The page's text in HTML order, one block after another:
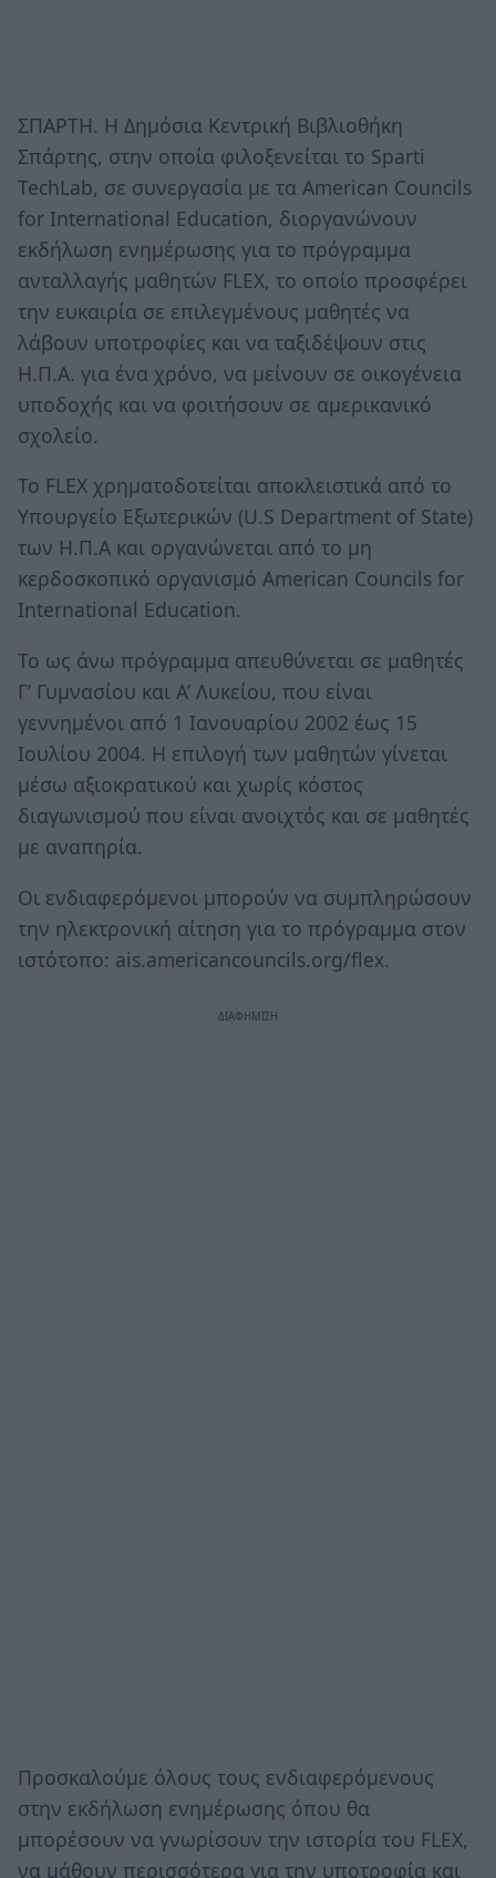
ΣΠΑΡΤΗ. Η Δημόσια Κεντρική Βιβλιοθήκη
Σπάρτης, στην οποία φιλοξενείται το Sparti
TechLab, σε συνεργασία με τα American Councils
for International Education, διοργανώνουν
εκδήλωση ενημέρωσης για το πρόγραμμα
ανταλλαγής μαθητών FLEX, το οποίο προσφέρει
την ευκαιρία σε επιλεγμένους μαθητές να
λάβουν υποτροφίες και να ταξιδέψουν στις
Η.Π.Α. για ένα χρόνο, να μείνουν σε οικογένεια
υποδοχής και να φοιτήσουν σε αμερικανικό
σχολείο.
Το FLEX χρηματοδοτείται αποκλειστικά από το
Υπουργείο Εξωτερικών (U.S Department of State)
των Η.Π.Α και οργανώνεται από το μη
κερδοσκοπικό οργανισμό American Councils for
International Education.
Το ως άνω πρόγραμμα απευθύνεται σε μαθητές
Γ’ Γυμνασίου και Α’ Λυκείου, που είναι
γεννημένοι από 1 Ιανουαρίου 2002 έως 15
Ιουλίου 2004. Η επιλογή των μαθητών γίνεται
μέσω αξιοκρατικού και χωρίς κόστος
διαγωνισμού που είναι ανοιχτός και σε μαθητές
με αναπηρία.
Οι ενδιαφερόμενοι μπορούν να συμπληρώσουν
την ηλεκτρονική αίτηση για το πρόγραμμα στον
ιστότοπο: ais.americancouncils.org/flex.
Προσκαλούμε όλους τους ενδιαφερόμενους
στην εκδήλωση ενημέρωσης όπου θα
μπορέσουν να γνωρίσουν την ιστορία του FLEX,
να μάθουν περισσότερα για την υποτροφία και